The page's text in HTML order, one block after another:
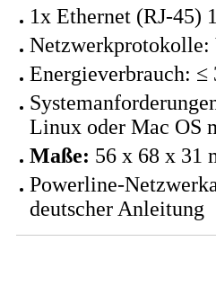
1x Ethernet (RJ-45)
Netzwerkprotokolle:
Energieverbrauch:
Linux oder Mac OS
Maße: 56 x 68 x 31
Powerline-
deutscher Anleitung